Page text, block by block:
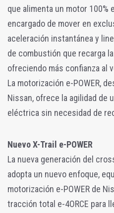
que alimenta un motor 100%
encargado de mover en
aceleración instantánea y
de combustión que recarga
ofreciendo más confianza al
La motorización e-POWER,
Nissan, ofrece la agilidad de
eléctrica sin necesidad de
Nuevo X-Trail e-POWER
La nueva generación del
adopta un nuevo enfoque,
motorización e-POWER de
tracción total e-4ORCE para